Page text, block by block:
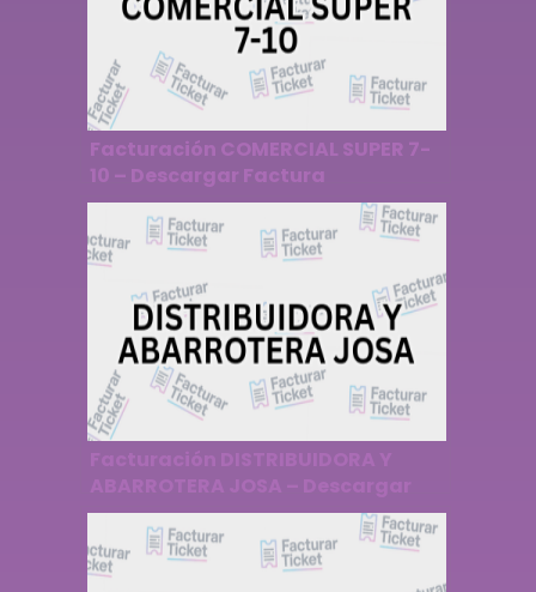
Facturación COMERCIAL SUPER 7-
10 – Descargar Factura
Factura